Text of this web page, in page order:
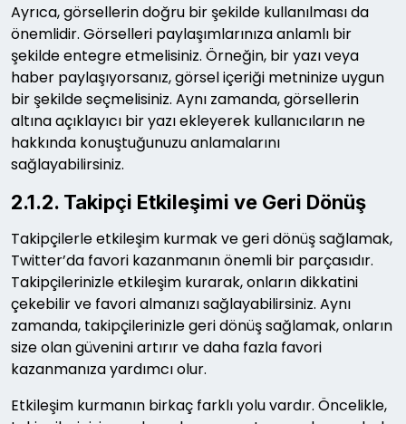
Ayrıca, görsellerin doğru bir şekilde kullanılması da
önemlidir. Görselleri paylaşımlarınıza anlamlı bir
şekilde entegre etmelisiniz. Örneğin, bir yazı veya
haber paylaşıyorsanız, görsel içeriği metninize uygun
bir şekilde seçmelisiniz. Aynı zamanda, görsellerin
altına açıklayıcı bir yazı ekleyerek kullanıcıların ne
hakkında konuştuğunuzu anlamalarını
sağlayabilirsiniz.
2.1.2. Takipçi Etkileşimi ve Geri Dönüş
Takipçilerle etkileşim kurmak ve geri dönüş sağlamak,
Twitter’da favori kazanmanın önemli bir parçasıdır.
Takipçilerinizle etkileşim kurarak, onların dikkatini
çekebilir ve favori almanızı sağlayabilirsiniz. Aynı
zamanda, takipçilerinizle geri dönüş sağlamak, onların
size olan güvenini artırır ve daha fazla favori
kazanmanıza yardımcı olur.
Etkileşim kurmanın birkaç farklı yolu vardır. Öncelikle,